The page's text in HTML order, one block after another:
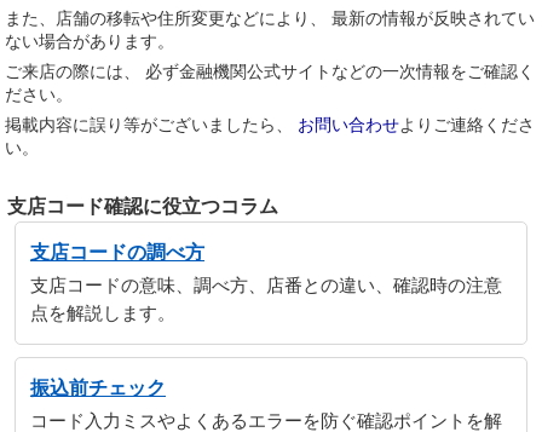
また、店舗の移転や住所変更などにより、 最新の情報が反映されてい
ない場合があります。
ご来店の際には、 必ず金融機関公式サイトなどの一次情報をご確認く
ださい。
掲載内容に誤り等がございましたら、 お問い合わせよりご連絡くださ
い。
支店コード確認に役立つコラム
支店コードの調べ方
支店コードの意味、調べ方、店番との違い、確認時の注意
点を解説します。
振込前チェック
コード入力ミスやよくあるエラーを防ぐ確認ポイントを解